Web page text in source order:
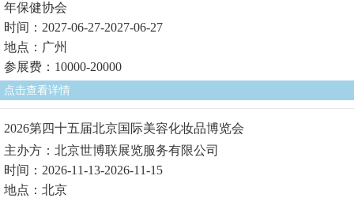
年保健协会
时间：2027-06-27-2027-06-27
地点：广州
参展费：10000-20000
点击查看详情
2026第四十五届北京国际美容化妆品博览会
主办方：北京世博联展览服务有限公司
时间：2026-11-13-2026-11-15
地点：北京